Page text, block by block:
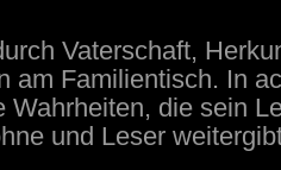
Vaterschaft,
am Familientisch. In
die sein
und Leser